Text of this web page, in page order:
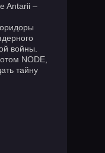
Antarii –
войны.
NODE,
тайну